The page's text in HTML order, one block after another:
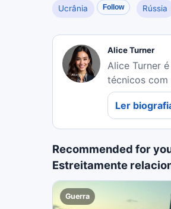
Ucrânia Follow Rússia
Alice Turner
Alice Turner
técnicos com
Ler
Recommended for
Estreitamente
Guerra